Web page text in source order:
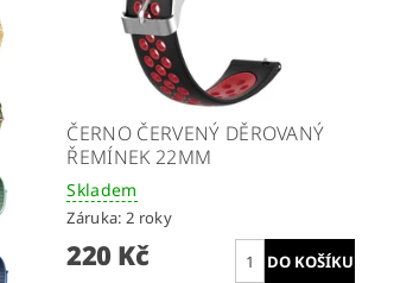
ČERNO ČERVENÝ DĚROVANÝ
ŘEMÍNEK 22MM
Skladem
Záruka: 2 roky
220 Kč